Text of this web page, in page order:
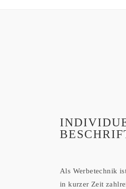
Als Werbetechnik
in kurzer Zeit